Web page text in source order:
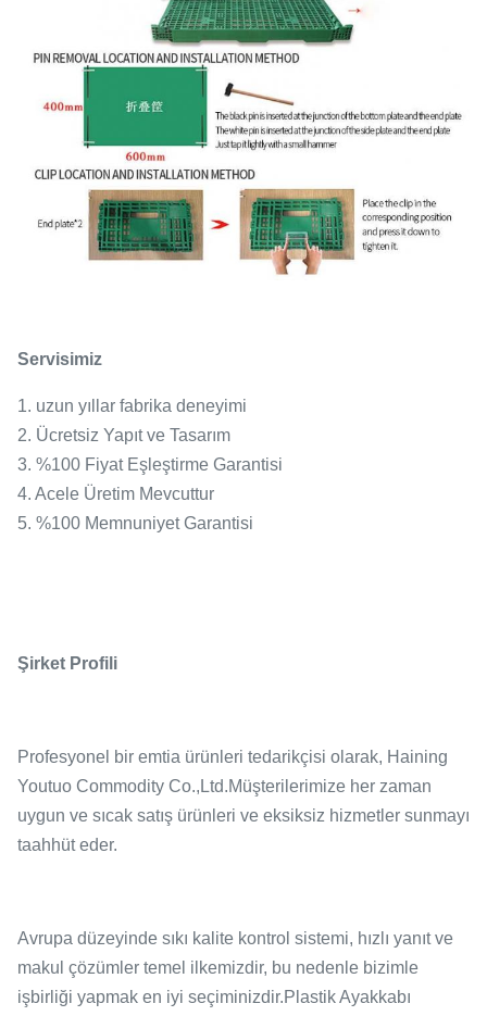
Servisimiz
1. uzun yıllar fabrika deneyimi
2. Ücretsiz Yapıt ve Tasarım
3. %100 Fiyat Eşleştirme Garantisi
4. Acele Üretim Mevcuttur
5. %100 Memnuniyet Garantisi
Şirket Profili
Profesyonel bir emtia ürünleri tedarikçisi olarak, Haining
Youtuo Commodity Co.,Ltd.Müşterilerimize her zaman
uygun ve sıcak satış ürünleri ve eksiksiz hizmetler sunmayı
taahhüt eder.
Avrupa düzeyinde sıkı kalite kontrol sistemi, hızlı yanıt ve
makul çözümler temel ilkemizdir, bu nedenle bizimle
işbirliği yapmak en iyi seçiminizdir.Plastik Ayakkabı